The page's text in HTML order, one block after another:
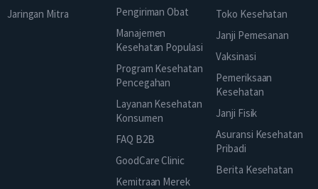
Jaringan Mitra
Pengiriman Obat
Manajemen
Kesehatan Populasi
Program Kesehatan
Pencegahan
Layanan Kesehatan
Konsumen
FAQ B2B
GoodCare Clinic
Kemitraan Merek
Toko Kesehatan
Janji Pemesanan
Vaksinasi
Pemeriksaan
Kesehatan
Janji Fisik
Asuransi Kesehatan
Pribadi
Berita Kesehatan